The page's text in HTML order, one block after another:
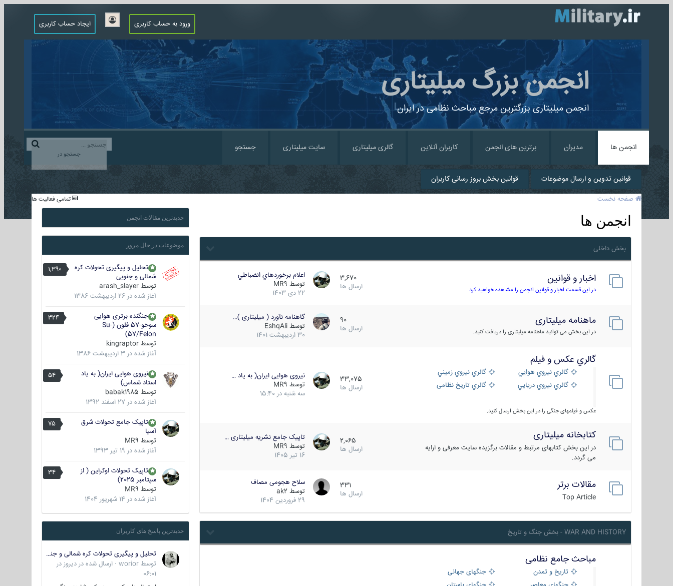
ورود به حساب کاربری ایجاد حساب کاربری
انجمن بزرگ میلیتاری
انجمن میلیتاری بزرگترین مرجع مباحث نظامی در ایران
جستجو در
انجمن ها مدیران برترین های انجمن کاربران آنلاین گالری میلیتاری سایت میلیتاری جستجو
قوانین تدوین و ارسال موضوعات قوانین بخش بروز رسانی کاربران
تمامی فعالیت ها صفحه نخست
انجمن ها
بخش داخلی
اخبار و قوانین
در این قسمت اخبار و قوانین انجمن را مشاهده خواهید کرد
3,670
ارسال ها
اعلام برخوردهاي انضباطي
توسط MR9
22 دی 1403
ماهنامه میلیتاری
در این بخش می توانید ماهنامه میلیتاری را دریافت کنید.
90
ارسال ها
گاهنامه نآورد ( میلیتاری )…
توسط EshqAli
30 اردیبهشت 1401
گالري عكس و فيلم
گالري نيروي هوايي
گالري نيروي زميني
گالري نيروي دريايي
گالري تاریخ نظامی
عکس و فیلمهای جنگی را در این بخش ارسال کنید.
33,075
ارسال ها
نیروی هوایی ایران( به یاد …
توسط MR9
سه شنبه در 15:40
کتابخانه میلیتاری
در این بخش کتابهای مرتبط و مقالات برگزیده سایت معرفی و ارایه
می گردد.
2,065
ارسال ها
تاپیک جامع نشریه میلیتاری …
توسط MR9
16 تیر 1405
مقالات برتر
Top Article
331
ارسال ها
سلاح هجومی مصاف
توسط ak2
29 فروردین 1404
WAR AND HISTORY - بخش جنگ و تاریخ
مباحث جامع نظامی
تاریخ و تمدن
جنگهای جهانی
جدیدترین مقالات انجمن
موضوعات در حال مرور
1,390
تحلیل و پیگیری تحولات کره
شمالی و جنوبی
توسط arash_slayer
آغاز شده در 26 اردیبهشت 1386
324
جنگنده برتری هوایی
سوخو-57 فلون (Su-
57/Felon)
توسط kingraptor
آغاز شده در 3 اردیبهشت 1386
54
نیروی هوایی ایران( به یاد
استاد شماس)
توسط babak1985
آغاز شده در 27 اسفند 1392
75
تاپیک جامع تحولات شرق
آسیا
توسط MR9
آغاز شده در 19 تیر 1393
34
تاپیک تحولات اوکراین ( از
سپتامبر 2025)
توسط MR9
آغاز شده در 14 شهریور 1404
جدیدترین پاسخ های کاربران
تحلیل و پیگیری تحولات کره شمالی و جنوبی
توسط worior
· ارسال شده در دیروز در
06:01